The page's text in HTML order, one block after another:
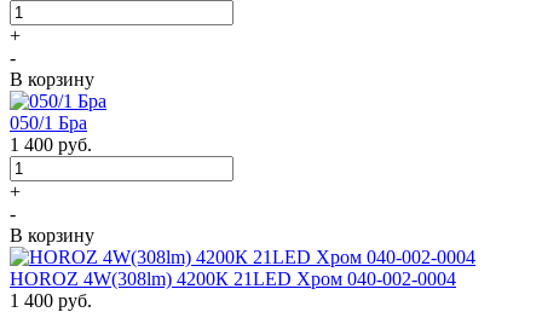
+
-
В корзину
050/1 Бра
1 400 руб.
+
-
В корзину
HOROZ 4W(308lm) 4200К 21LED Хром 040-002-0004
1 400 руб.